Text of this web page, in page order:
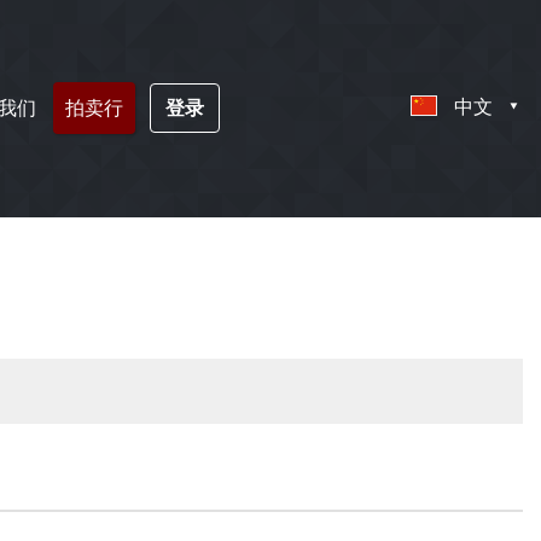
们 拍卖行 登录 中文